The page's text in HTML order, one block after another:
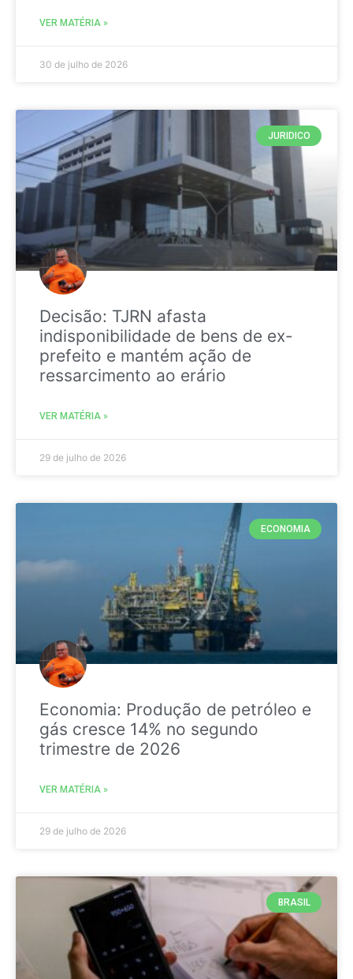
VER MATÉRIA »
30 de julho de 2026
JURIDICO
Decisão: TJRN afasta
indisponibilidade de bens de ex-
prefeito e mantém ação de
ressarcimento ao erário
VER MATÉRIA »
29 de julho de 2026
ECONOMIA
Economia: Produção de petróleo e
gás cresce 14% no segundo
trimestre de 2026
VER MATÉRIA »
29 de julho de 2026
BRASIL